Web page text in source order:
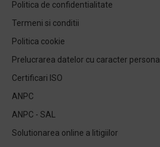
Politica de confidentialitate
Termeni si conditii
Politica cookie
Prelucrarea datelor cu caracter personal
Certificari ISO
ANPC
ANPC - SAL
Solutionarea online a litigiilor